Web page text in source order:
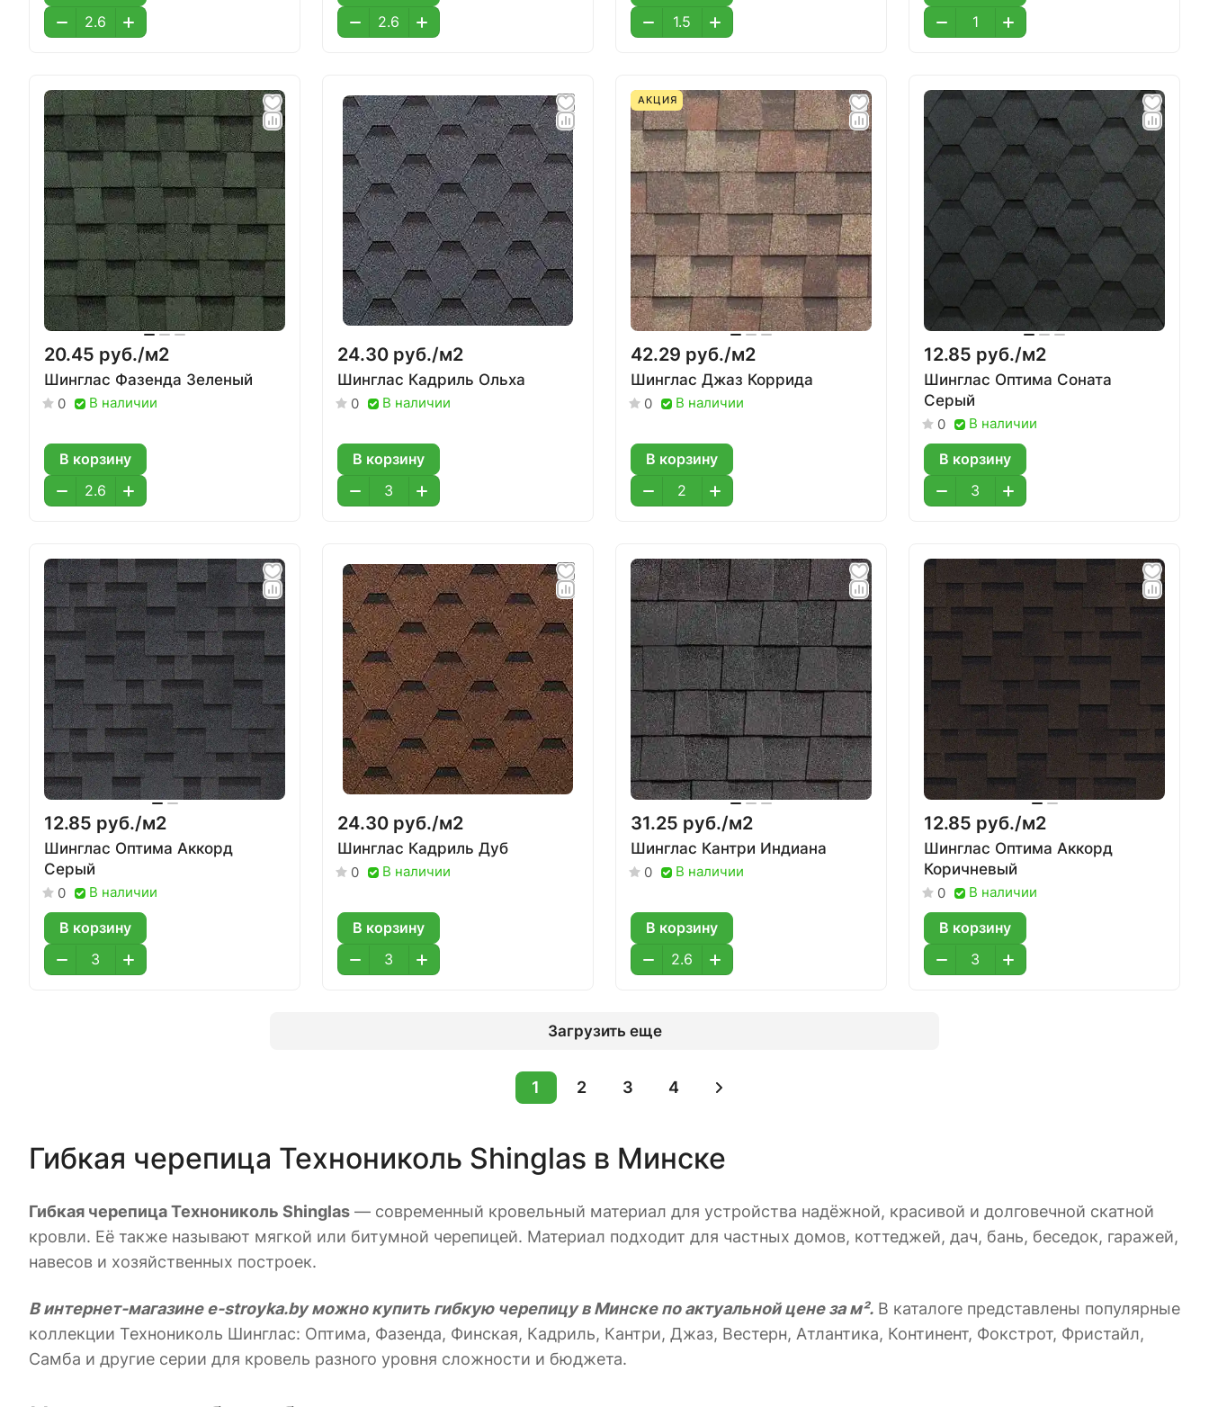
20.45 руб./м2
Шинглас Фазенда Зеленый
0 В наличии
В корзину
24.30 руб./м2
Шинглас Кадриль Ольха
0 В наличии
В корзину
АКЦИЯ
42.29 руб./м2
Шинглас Джаз Коррида
0 В наличии
В корзину
12.85 руб./м2
Шинглас Оптима Соната
Серый
0 В наличии
В корзину
12.85 руб./м2
Шинглас Оптима Аккорд
Серый
0 В наличии
В корзину
24.30 руб./м2
Шинглас Кадриль Дуб
0 В наличии
В корзину
31.25 руб./м2
Шинглас Кантри Индиана
0 В наличии
В корзину
12.85 руб./м2
Шинглас Оптима Аккорд
Коричневый
0 В наличии
В корзину
Загрузить еще
1 2 3 4
Гибкая черепица Технониколь Shinglas в Минске
Гибкая черепица Технониколь Shinglas — современный кровельный материал для устройства надёжной, красивой и долговечной скатной
кровли. Её также называют мягкой или битумной черепицей. Материал подходит для частных домов, коттеджей, дач, бань, беседок, гаражей,
навесов и хозяйственных построек.
В интернет-магазине e-stroyka.by можно купить гибкую черепицу в Минске по актуальной цене за м². В каталоге представлены популярные
коллекции Технониколь Шинглас: Оптима, Фазенда, Финская, Кадриль, Кантри, Джаз, Вестерн, Атлантика, Континент, Фокстрот, Фристайл,
Самба и другие серии для кровель разного уровня сложности и бюджета.